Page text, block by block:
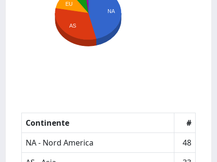
NA
EU
AS
Continente
#
NA - Nord America
48